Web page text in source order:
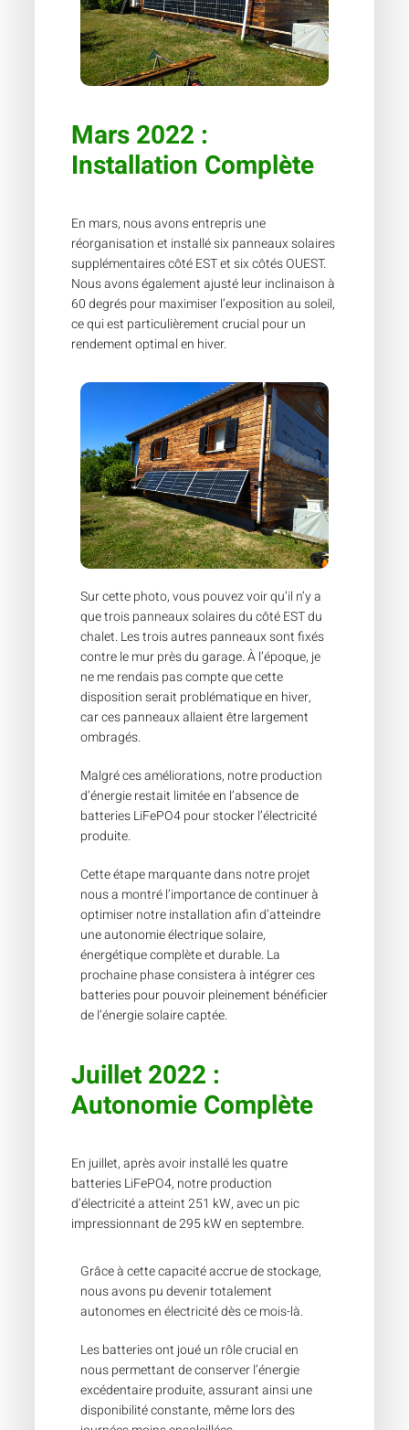
Mars 2022 :
Installation Complète
En mars, nous avons entrepris une
réorganisation et installé six panneaux solaires
supplémentaires côté EST et six côtés OUEST.
Nous avons également ajusté leur inclinaison à
60 degrés pour maximiser l’exposition au soleil,
ce qui est particulièrement crucial pour un
rendement optimal en hiver.
Sur cette photo, vous pouvez voir qu’il n’y a
que trois panneaux solaires du côté EST du
chalet. Les trois autres panneaux sont fixés
contre le mur près du garage. À l’époque, je
ne me rendais pas compte que cette
disposition serait problématique en hiver,
car ces panneaux allaient être largement
ombragés.
Malgré ces améliorations, notre production
d’énergie restait limitée en l’absence de
batteries LiFePO4 pour stocker l’électricité
produite.
Cette étape marquante dans notre projet
nous a montré l’importance de continuer à
optimiser notre installation afin d’atteindre
une autonomie électrique solaire,
énergétique complète et durable. La
prochaine phase consistera à intégrer ces
batteries pour pouvoir pleinement bénéficier
de l’énergie solaire captée.
Juillet 2022 :
Autonomie Complète
En juillet, après avoir installé les quatre
batteries LiFePO4, notre production
d’électricité a atteint 251 kW, avec un pic
impressionnant de 295 kW en septembre.
Grâce à cette capacité accrue de stockage,
nous avons pu devenir totalement
autonomes en électricité dès ce mois-là.
Les batteries ont joué un rôle crucial en
nous permettant de conserver l’énergie
excédentaire produite, assurant ainsi une
disponibilité constante, même lors des